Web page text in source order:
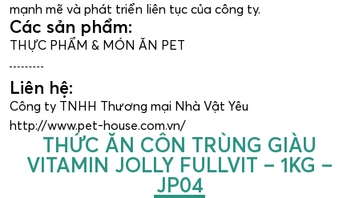
mạnh mẽ và phát triển liên tục của công ty.
Các sản phẩm:
THỰC PHẨM & MÓN ĂN PET
Liên hệ:
Công ty TNHH Thương mại Nhà Vật Yêu
http://www.pet-house.com.vn/
THỨC ĂN CÔN TRÙNG GIÀU
VITAMIN JOLLY FULLVIT – 1KG –
JP04